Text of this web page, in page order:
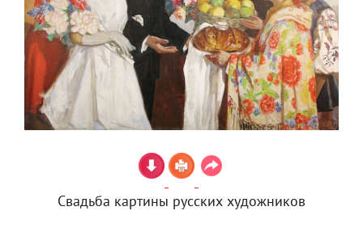
Свадьба картины русских художников